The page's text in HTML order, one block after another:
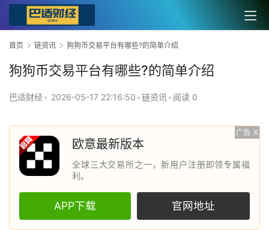
首页 链资讯 狗狗币交易平台有哪些?的简单介绍
狗狗币交易平台有哪些?的简单介绍
巴适财经• 2026-05-17 22:16:50 •链资讯 • 阅读 0
广告 X
欧意最新版本
全球三大交易所之一，新用户注册即领专属福
利。
APP下载 官网地址